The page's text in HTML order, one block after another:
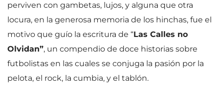
perviven con gambetas, lujos, y alguna que otra
locura, en la generosa memoria de los hinchas, fue el
motivo que guío la escritura de “Las Calles no
Olvidan”, un compendio de doce historias sobre
futbolistas en las cuales se conjuga la pasión por la
pelota, el rock, la cumbia, y el tablón.